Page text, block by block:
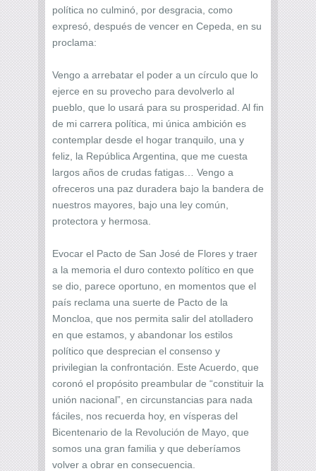
política no culminó, por desgracia, como
expresó, después de vencer en Cepeda, en su
proclama:
Vengo a arrebatar el poder a un círculo que lo
ejerce en su provecho para devolverlo al
pueblo, que lo usará para su prosperidad. Al fin
de mi carrera política, mi única ambición es
contemplar desde el hogar tranquilo, una y
feliz, la República Argentina, que me cuesta
largos años de crudas fatigas… Vengo a
ofreceros una paz duradera bajo la bandera de
nuestros mayores, bajo una ley común,
protectora y hermosa.
Evocar el Pacto de San José de Flores y traer
a la memoria el duro contexto político en que
se dio, parece oportuno, en momentos que el
país reclama una suerte de Pacto de la
Moncloa, que nos permita salir del atolladero
en que estamos, y abandonar los estilos
político que desprecian el consenso y
privilegian la confrontación. Este Acuerdo, que
coronó el propósito preambular de “constituir la
unión nacional”, en circunstancias para nada
fáciles, nos recuerda hoy, en vísperas del
Bicentenario de la Revolución de Mayo, que
somos una gran familia y que deberíamos
volver a obrar en consecuencia.